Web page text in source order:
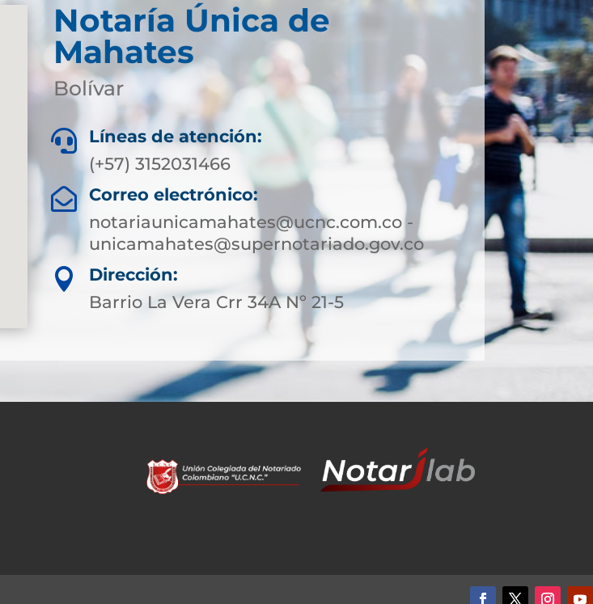
Notaría Única de
Mahates
Bolívar

Líneas de atención:
(+57) 3152031466

Correo electrónico:
notariaunicamahates@ucnc.com.co -
unicamahates@supernotariado.gov.co

Dirección:
Barrio La Vera Crr 34A Nº 21-5